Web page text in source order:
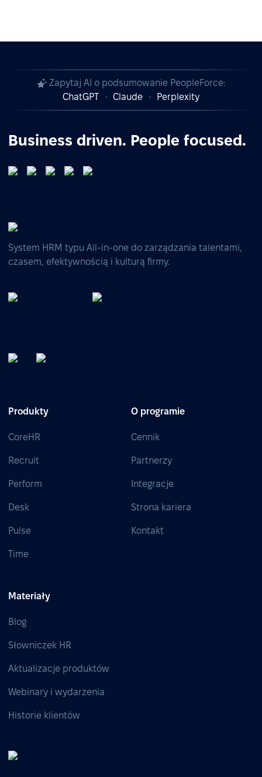
Zapytaj AI o podsumowanie PeopleForce:
ChatGPT
Claude Perplexity
Business driven. People focused.
System HRM typu All-in-one do zarządzania talentami,
czasem, efektywnością i kulturą firmy.
Produkty
CoreHR
Recruit
Perform
Desk
Pulse
Time
O programie
Cennik
Partnerzy
Integracje
Strona kariera
Kontakt
Materiały
Blog
Słowniczek HR
Aktualizacje produktów
Webinary i wydarzenia
Historie klientów